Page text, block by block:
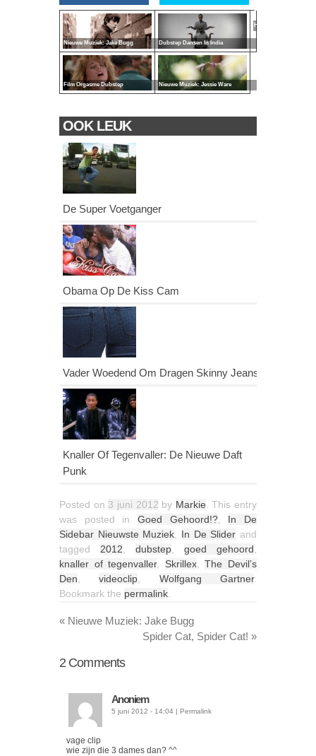
Nieuwe Muziek: Jake Bugg Dubstep Dansen In India
Door De Jaren
Heen
Film Orgasme Dubstep Nieuwe Muziek: Jessie Ware
OOK LEUK
De Super Voetganger
Obama Op De Kiss Cam
Vader Woedend Om Dragen Skinny Jeans
Knaller Of Tegenvaller: De Nieuwe Daft
Punk
Posted on 3 juni 2012 by Markie . This entry
was posted in Goed Gehoord!?, In De
Sidebar Nieuwste Muziek
In De Slider and
tagged 2012 dubstep goed gehoord
knaller of tegenvaller, Skrillex,The Devil’s
Den ,videoclip Wolfgang Gartner.
Bookmark the permalink
« Nieuwe Muziek: Jake Bugg
Spider Cat, Spider Cat! »
2 Comments
Anoniem
5 juni 2012 - 14:04 | Permalink
vage clip
wie zijn die 3 dames dan? ^^